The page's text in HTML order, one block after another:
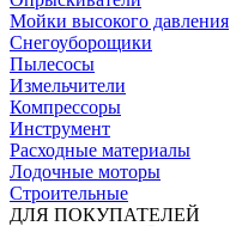
Мойки высокого давления
Снегоуборощики
Пылесосы
Измельчители
Компрессоры
Инструмент
Расходные материалы
Лодочные моторы
Строительные
ДЛЯ ПОКУПАТЕЛЕЙ